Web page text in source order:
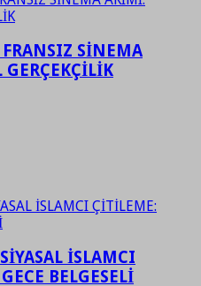
SİNEMA
İSLAMCI
BELGESELİ